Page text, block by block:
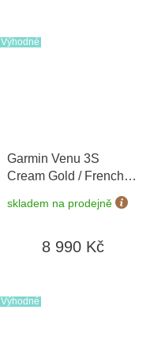
Výhodné
Garmin Venu 3S
Cream Gold / French
Gray, Silicone Band
010-02785-02
skladem na prodejně
8 990 Kč
Výhodné